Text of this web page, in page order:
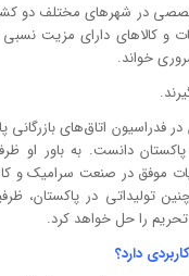
تخصصی در شهرهای مختلف دو
کالاهای دارای مزیت نسبی
خواند.
فدراسیون اتاق‌های بازرگانی
دانست. به باور او
موفق در صنعت سرامیک و
تولیداتی در پاکستان،
را حل خواهد کرد.
دارد؟